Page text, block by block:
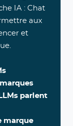
IA : Chat
aux
et
parlent
marque